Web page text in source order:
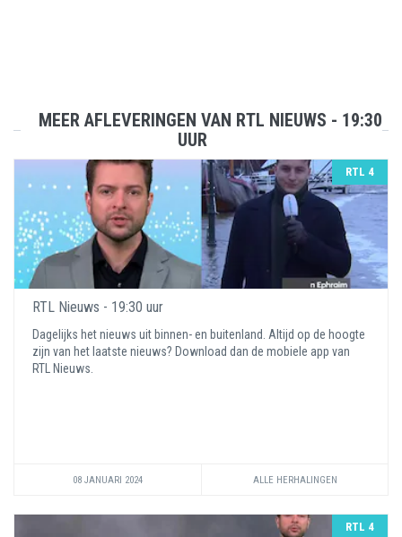
MEER AFLEVERINGEN VAN RTL NIEUWS - 19:30
UUR
RTL 4
RTL Nieuws - 19:30 uur
Dagelijks het nieuws uit binnen- en buitenland. Altijd op de hoogte
zijn van het laatste nieuws? Download dan de mobiele app van
RTL Nieuws.
08 JANUARI 2024 ALLE HERHALINGEN
RTL 4